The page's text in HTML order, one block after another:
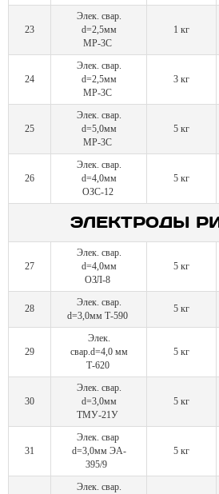
23
Элек. свар.
d=2,5мм
МР-3C
1 кг
24
Элек. свар.
d=2,5мм
МР-3С
3 кг
25
Элек. свар.
d=5,0мм
МР-3С
5 кг
26
Элек. свар.
d=4,0мм
ОЗС-12
5 кг
ЭЛЕКТРОДЫ
27
Элек. свар.
d=4,0мм
ОЗЛ-8
5 кг
28
Элек. свар.
d=3,0мм Т-590
5 кг
29
Элек.
свар.d=4,0 мм
Т-620
5 кг
30
Элек. свар.
d=3,0мм
ТМУ-21У
5 кг
31
Элек. свар
d=3,0мм ЭА-
395/9
5 кг
Элек. свар.